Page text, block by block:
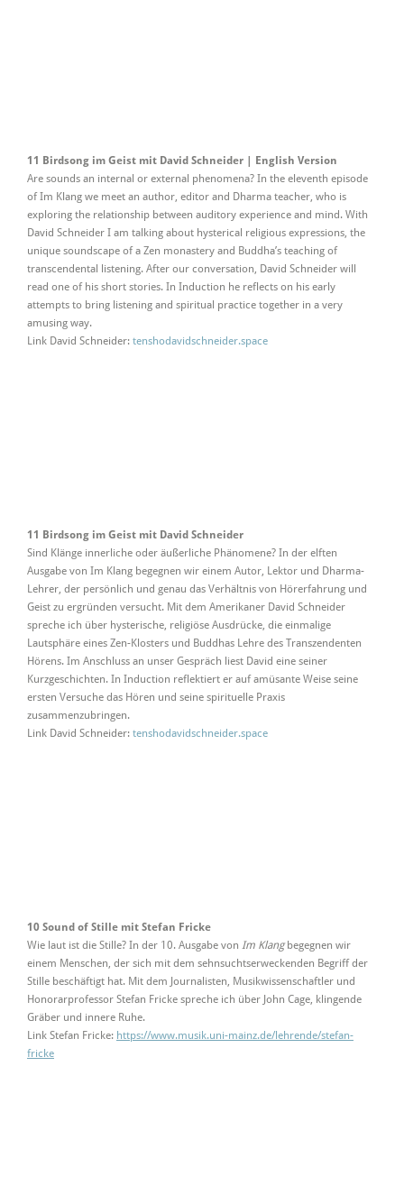
11 Birdsong im Geist mit David Schneider | English Version
Are sounds an internal or external phenomena? In the eleventh episode
of Im Klang we meet an author, editor and Dharma teacher, who is
exploring the relationship between auditory experience and mind. With
David Schneider I am talking about hysterical religious expressions, the
unique soundscape of a Zen monastery and Buddha’s teaching of
transcendental listening. After our conversation, David Schneider will
read one of his short stories. In Induction he reflects on his early
attempts to bring listening and spiritual practice together in a very
amusing way.
Link David Schneider: tenshodavidschneider.space
11 Birdsong im Geist mit David Schneider
Sind Klänge innerliche oder äußerliche Phänomene? In der elften
Ausgabe von Im Klang begegnen wir einem Autor, Lektor und Dharma-
Lehrer, der persönlich und genau das Verhältnis von Hörerfahrung und
Geist zu ergründen versucht. Mit dem Amerikaner David Schneider
spreche ich über hysterische, religiöse Ausdrücke, die einmalige
Lautsphäre eines Zen-Klosters und Buddhas Lehre des Transzendenten
Hörens. Im Anschluss an unser Gespräch liest David eine seiner
Kurzgeschichten. In Induction reflektiert er auf amüsante Weise seine
ersten Versuche das Hören und seine spirituelle Praxis
zusammenzubringen.
Link David Schneider: tenshodavidschneider.space
10 Sound of Stille mit Stefan Fricke
Wie laut ist die Stille? In der 10. Ausgabe von Im Klangbegegnen wir
einem Menschen, der sich mit dem sehnsuchtserweckenden Begriff der
Stille beschäftigt hat. Mit dem Journalisten, Musikwissenschaftler und
Honorarprofessor Stefan Fricke spreche ich über John Cage, klingende
Gräber und innere Ruhe.
Link Stefan Fricke: https://www.musik.uni-mainz.de/lehrende/stefan-
fricke